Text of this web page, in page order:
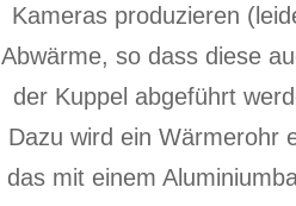
Kameras produzieren
Abwärme, so dass diese
der Kuppel abgeführt
Dazu wird ein Wärmerohr
das mit einem